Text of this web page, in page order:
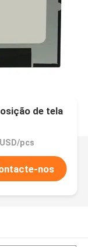
de tela
pcs
nos